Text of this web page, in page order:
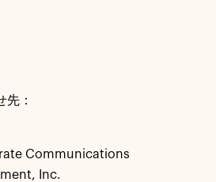
先：
Communications
Inc.